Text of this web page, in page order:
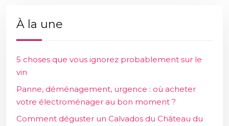
À la une
5 choses que vous ignorez probablement sur le
vin
Panne, déménagement, urgence : où acheter
votre électroménager au bon moment ?
Comment déguster un Calvados du Château du